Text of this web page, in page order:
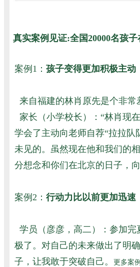
真实案例见证:全国20000名孩
案例1： 孩子变得更加积极主动
来自福建的林肖原先是个非
家长（小学校长）：“林肖现
学会了主动向老师自荐“拉拉
未见的。虽然现在他和我们的
分想念和你们在北京的日子，
案例2： 行动力比以前更加迅速
学员（彦彦，高二）：参加
极了。对自己的未来做出了明
子，让我敢于突破自己。
更多案